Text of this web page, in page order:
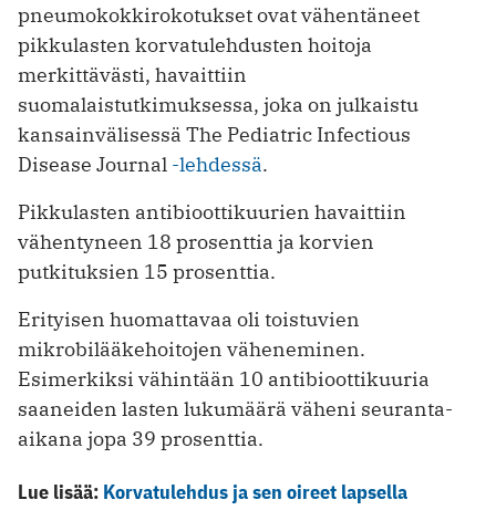
pneumokokkirokotukset ovat vähentäneet
pikkulasten korvatulehdusten hoitoja
merkittävästi, havaittiin
suomalaistutkimuksessa, joka on julkaistu
kansainvälisessä The Pediatric Infectious
Disease Journal -lehdessä.
Pikkulasten antibioottikuurien havaittiin
vähentyneen 18 prosenttia ja korvien
putkituksien 15 prosenttia.
Erityisen huomattavaa oli toistuvien
mikrobilääkehoitojen väheneminen.
Esimerkiksi vähintään 10 antibioottikuuria
saaneiden lasten lukumäärä väheni seuranta-
aikana jopa 39 prosenttia.
Lue lisää: Korvatulehdus ja sen oireet lapsella